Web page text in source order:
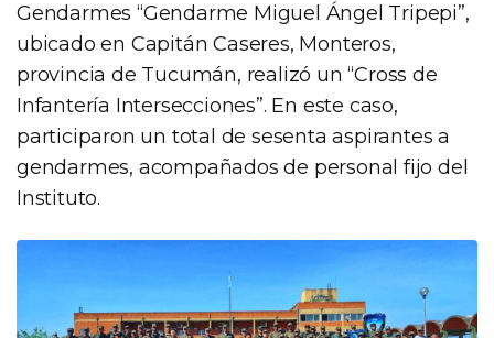
Gendarmes “Gendarme Miguel Ángel Tripepi”,
ubicado en Capitán Caseres, Monteros,
provincia de Tucumán, realizó un “Cross de
Infantería Intersecciones”. En este caso,
participaron un total de sesenta aspirantes a
gendarmes, acompañados de personal fijo del
Instituto.